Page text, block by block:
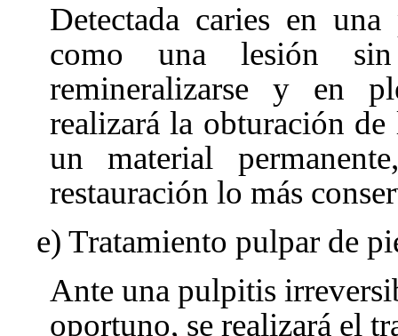
Detectada caries en
como una lesión
remineralizarse y en
realizará la obturación
un material
restauración lo más
e) Tratamiento pulpar de
Ante una pulpitis
oportuno, se realizará el